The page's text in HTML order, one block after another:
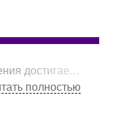
кипение и физические потери.
полностью